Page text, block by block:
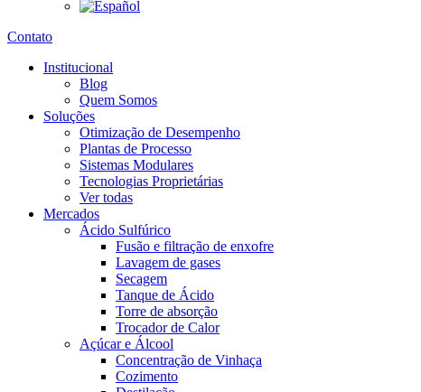
Contato
Institucional
Blog
Quem Somos
Soluções
Otimização de Desempenho
Plantas de Processo
Sistemas Modulares
Tecnologias Proprietárias
Ver todas
Mercados
Ácido Sulfúrico
Fusão e filtração de enxofre
Lavagem de gases
Secagem
Tanque de Ácido
Torre de absorção
Trocador de Calor
Açúcar e Álcool
Concentração de Vinhaça
Cozimento